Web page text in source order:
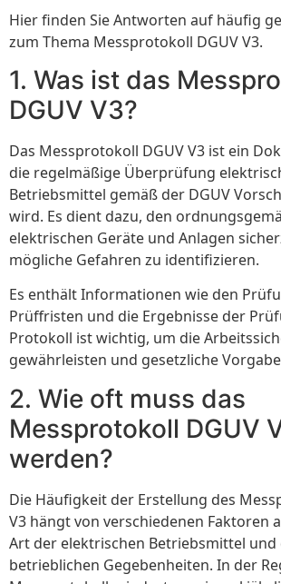
Hier finden Sie Antworten auf häufig
zum Thema Messprotokoll DGUV V3.
1. Was ist das
DGUV V3?
Das Messprotokoll DGUV V3 ist ein
die regelmäßige Überprüfung
Betriebsmittel gemäß der DGUV
wird. Es dient dazu, den
elektrischen Geräte und Anlagen
mögliche Gefahren zu identifizieren.
Es enthält Informationen wie den
Prüffristen und die Ergebnisse der
Protokoll ist wichtig, um die
gewährleisten und gesetzliche
2. Wie oft muss das
Messprotokoll DGUV
werden?
Die Häufigkeit der Erstellung des
V3 hängt von verschiedenen Faktoren
Art der elektrischen Betriebsmittel und
betrieblichen Gegebenheiten. In der